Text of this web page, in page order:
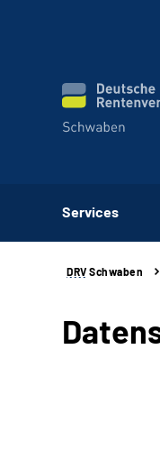
Services
DRV Schwaben